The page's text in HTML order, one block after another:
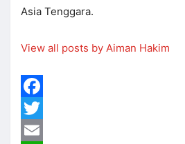
Asia Tenggara.
View all posts by Aiman Hakim
Facebook
Twitter